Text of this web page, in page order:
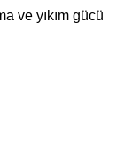
ve yıkım gücü